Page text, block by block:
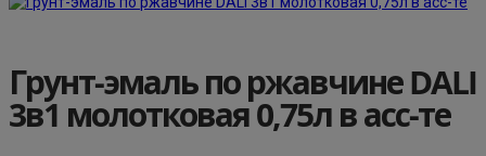
Грунт-эмаль по ржавчине DALI
3в1 молотковая 0,75л в асс-те